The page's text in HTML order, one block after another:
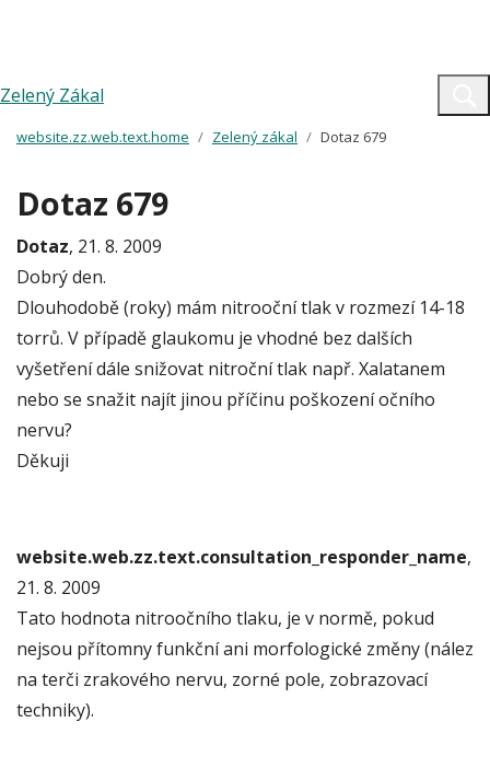
Zelený Zákal
website.zz.web.text.home Zelený zákal Dotaz 679
Dotaz 679
Dotaz, 21. 8. 2009
Dobrý den.
Dlouhodobě (roky) mám nitrooční tlak v rozmezí 14-18
torrů. V případě glaukomu je vhodné bez dalších
vyšetření dále snižovat nitroční tlak např. Xalatanem
nebo se snažit najít jinou příčinu poškození očního
nervu?
Děkuji
website.web.zz.text.consultation_responder_name,
21. 8. 2009
Tato hodnota nitroočního tlaku, je v normě, pokud
nejsou přítomny funkční ani morfologické změny (nález
na terči zrakového nervu, zorné pole, zobrazovací
techniky).